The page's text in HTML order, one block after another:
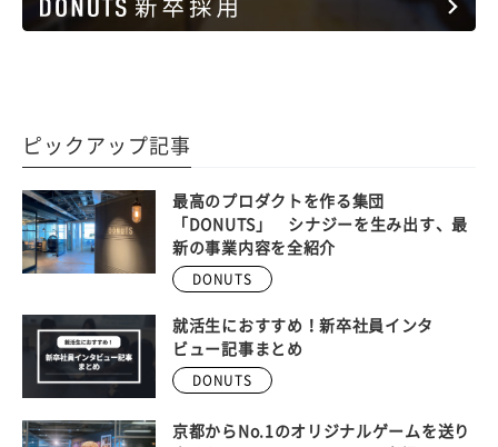
ピックアップ記事
最高のプロダクトを作る集団
「DONUTS」 シナジーを生み出す、最
新の事業内容を全紹介
DONUTS
就活生におすすめ！新卒社員インタ
ビュー記事まとめ
DONUTS
京都からNo.1のオリジナルゲームを送り